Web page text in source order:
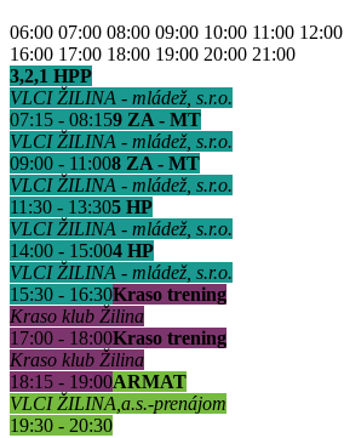
06:00 07:00 08:00 09:00 10:00 11:00 12:00
16:00 17:00 18:00 19:00 20:00 21:00
3,2,1 HPP
VLCI ŽILINA - mládež, s.r.o.
07:15 - 08:159 ZA - MT
VLCI ŽILINA - mládež, s.r.o.
09:00 - 11:008 ZA - MT
VLCI ŽILINA - mládež, s.r.o.
11:30 - 13:305 HP
VLCI ŽILINA - mládež, s.r.o.
14:00 - 15:004 HP
VLCI ŽILINA - mládež, s.r.o.
15:30 - 16:30Kraso trening
Kraso klub Žilina
17:00 - 18:00Kraso trening
Kraso klub Žilina
18:15 - 19:00ARMAT
VLCI ŽILINA,a.s.-prenájom
19:30 - 20:30